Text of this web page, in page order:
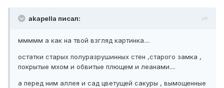
akapella писал:
ммммм а как на твой взгляд картинка....
остатки старых полуразрушинных стен ,старого замка ,
покрытые мхом и обвитые плющем и леанами....
а перед ним аллея и сад цветущей сакуры , вымощенные